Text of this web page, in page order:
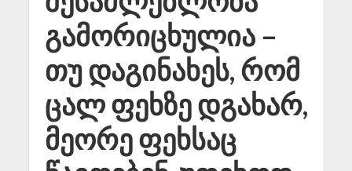
გამორიცხულია –
თუ დაგინახეს, რომ
ცალ ფეხზე დგახარ,
მეორე ფეხსაც